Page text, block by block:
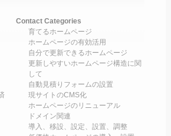
Contact Categories
育てるホームページ
ホームページの有効活用
自分で更新できるホームページ
更新しやすいホームページ構造に関
して
自動見積りフォームの設置
現サイトのCMS化
ホームページのリニューアル
ドメイン関連
導入、移設、設定、設置、調整